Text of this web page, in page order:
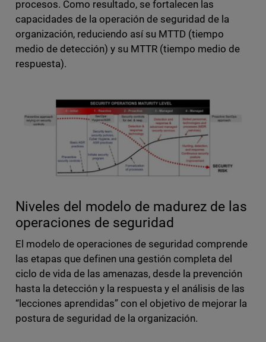
procesos. Como resultado, se fortalecen las
capacidades de la operación de seguridad de la
organización, reduciendo así su MTTD (tiempo
medio de detección) y su MTTR (tiempo medio de
respuesta).
Niveles del modelo de madurez de las
operaciones de seguridad
El modelo de operaciones de seguridad comprende
las etapas que definen una gestión completa del
ciclo de vida de las amenazas, desde la prevención
hasta la detección y la respuesta y el análisis de las
“lecciones aprendidas” con el objetivo de mejorar la
postura de seguridad de la organización.